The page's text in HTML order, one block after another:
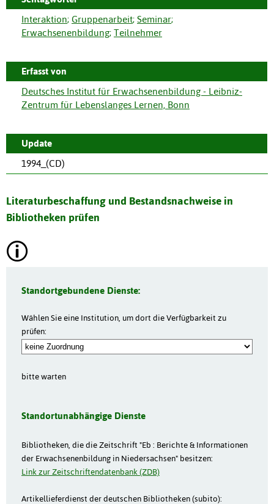
Interaktion; Gruppenarbeit; Seminar;
Erwachsenenbildung; Teilnehmer
Erfasst von
Deutsches Institut für Erwachsenenbildung - Leibniz-
Zentrum für Lebenslanges Lernen, Bonn
Update
1994_(CD)
Literaturbeschaffung und Bestandsnachweise in
Bibliotheken prüfen
Standortgebundene Dienste:
Wählen Sie eine Institution, um dort die Verfügbarkeit zu
prüfen:
bitte warten
Standortunabhängige Dienste
Bibliotheken, die die Zeitschrift "Eb : Berichte & Informationen
der Erwachsenenbildung in Niedersachsen" besitzen:
Link zur Zeitschriftendatenbank (ZDB)
Artikellieferdienst der deutschen Bibliotheken (subito):